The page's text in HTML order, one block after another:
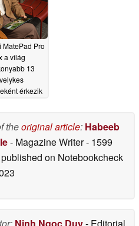
MatePad Pro
a világ
13
érkezik
theoriginal article: Habeeb
- Magazine Writer- 1599
on Notebookcheck
Ninh Ngoc Duy- Editorial